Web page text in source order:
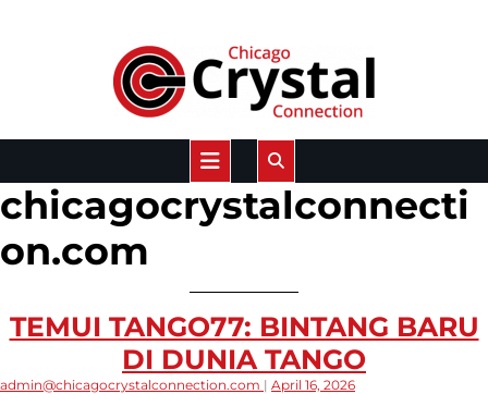
Open
Button
chicagocrystalconnecti
on.com
TEMUI TANGO77: BINTANG BARU
DI DUNIA TANGO
admin@chicagocrystalconnection.com | April 16, 2026